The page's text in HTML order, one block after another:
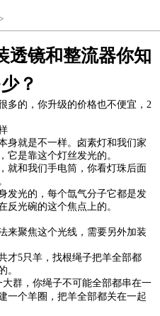
透镜和整流器你知
？
多的，你升级的价格也不便宜， 2
身就是不一样。卤素灯和我们家
它是靠这个灯丝发光的。
就和我们手电筒，你看灯珠后面
发光的，每个氙气分子它都是发
反光碗的这个焦点上的。
来聚焦这个光线，需要另外加装
才5只羊，找根绳子把羊全部都
。
大群，你绳子不可能全部都串在一
一个羊圈，把羊全部都关在一起